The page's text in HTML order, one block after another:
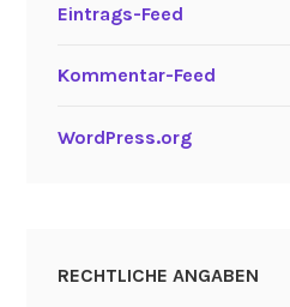
Eintrags-Feed
Kommentar-Feed
WordPress.org
RECHTLICHE ANGABEN